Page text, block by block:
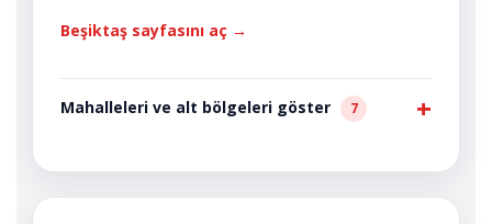
Beşiktaş sayfasını aç →
Mahalleleri ve alt bölgeleri göster 7